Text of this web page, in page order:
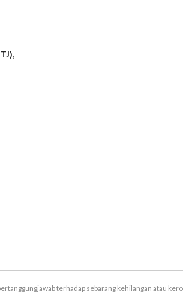
terhadap sebarang kehilangan atau